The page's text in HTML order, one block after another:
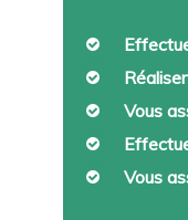
Vous
Vous